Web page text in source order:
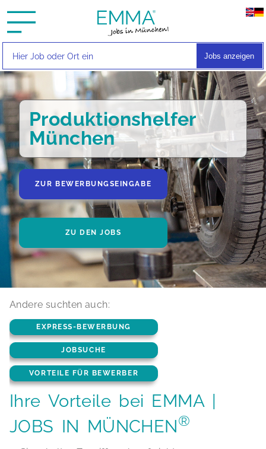
Jobs anzeigen
Produktionshelfer
München
ZUR BEWERBUNGSEINGABE
ZU DEN JOBS
Andere suchten auch:
EXPRESS-BEWERBUNG
JOBSUCHE
VORTEILE FÜR BEWERBER
Ihre Vorteile bei EMMA |
JOBS IN MÜNCHEN®